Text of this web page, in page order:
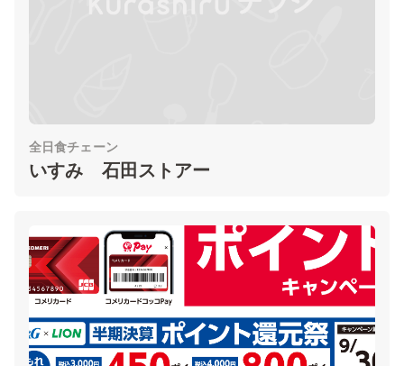
全日食チェーン
いすみ 石田ストアー